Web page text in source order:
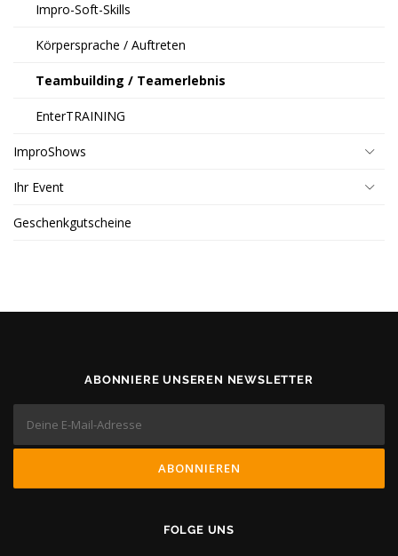
Impro-Soft-Skills
Körpersprache / Auftreten
Teambuilding / Teamerlebnis
EnterTRAINING
ImproShows
Ihr Event
Geschenkgutscheine
ABONNIERE UNSEREN NEWSLETTER
FOLGE UNS